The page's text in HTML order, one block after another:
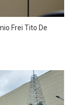
Frei Tito De